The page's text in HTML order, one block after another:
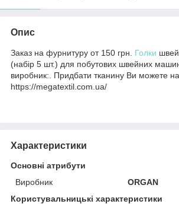
Опис
Заказ на фурнитуру от 150 грн. Голки
(набір 5 шт.) для побутових швейних
виробник:. Придбати тканину Ви можете
https://megatextil.com.ua/
Характеристики
Основні атрибути
Виробник
ORGAN
Користувальницькі характеристики